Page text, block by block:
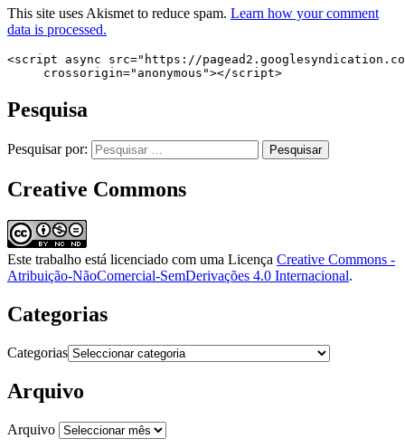
This site uses Akismet to reduce spam. Learn how your comment
data is processed.
<script async src="https://
     crossorigin="anonymous"></script>
Pesquisa
Pesquisar por:
Creative Commons
Este trabalho está licenciado com uma Licença Creative Commons -
Atribuição-NãoComercial-SemDerivações 4.0 Internacional.
Categorias
Categorias
Arquivo
Arquivo